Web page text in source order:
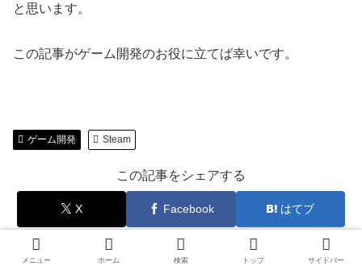
と思います。
この記事がゲーム開発のお役に立てば幸いです。
ゲーム開発 Steam
この記事をシェアする
X Facebook はてブ
メニュー ホーム 検索 トップ サイドバー